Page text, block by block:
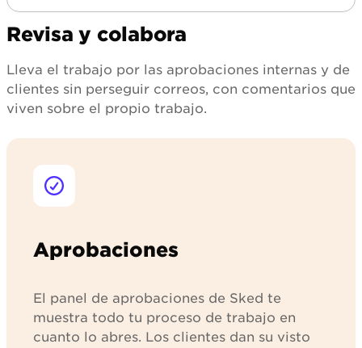
Revisa y colabora
Lleva el trabajo por las aprobaciones internas y de
clientes sin perseguir correos, con comentarios que
viven sobre el propio trabajo.
Aprobaciones
El panel de aprobaciones de Sked te
muestra todo tu proceso de trabajo en
cuanto lo abres. Los clientes dan su visto